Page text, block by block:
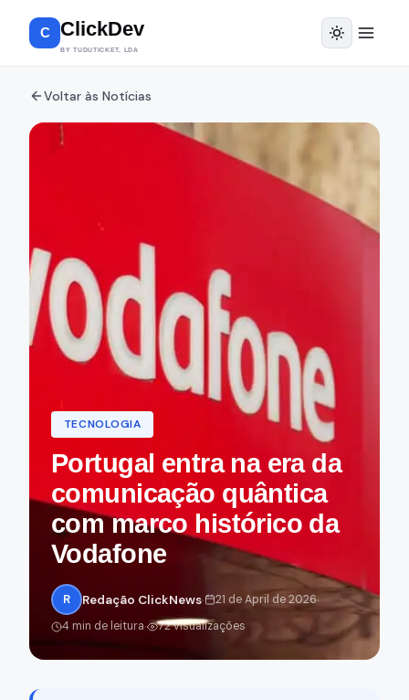
C ClickDev
BY TUDUTICKET, LDA
Voltar às Notícias
TECNOLOGIA
Portugal entra na era da
comunicação quântica
com marco histórico da
Vodafone
R Redação ClickNews· 21 de April de 2026·
4 min de leitura· 72 visualizações